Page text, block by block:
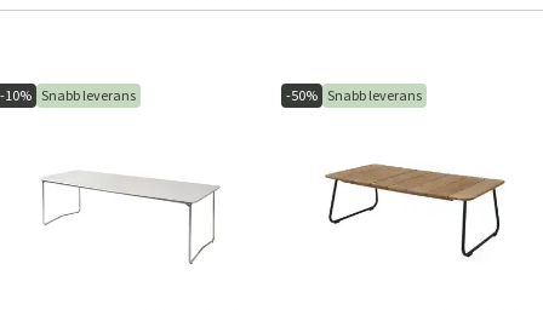
-10% Snabb leverans -50% Snabb leverans